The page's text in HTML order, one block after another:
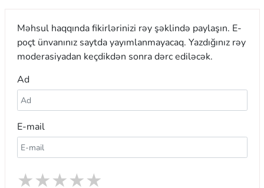
Məhsul haqqında fikirlərinizi rəy şəklində paylaşın. E-
poçt ünvanınız saytda yayımlanmayacaq. Yazdığınız rəy
moderasiyadan keçdikdən sonra dərc ediləcək.
Ad
E-mail
★
★
★
★
★